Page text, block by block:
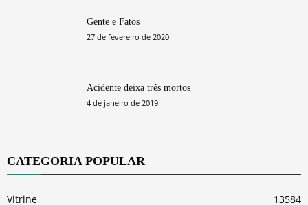
Gente e Fatos
27 de fevereiro de 2020
Acidente deixa três mortos
4 de janeiro de 2019
CATEGORIA POPULAR
Vitrine 13584